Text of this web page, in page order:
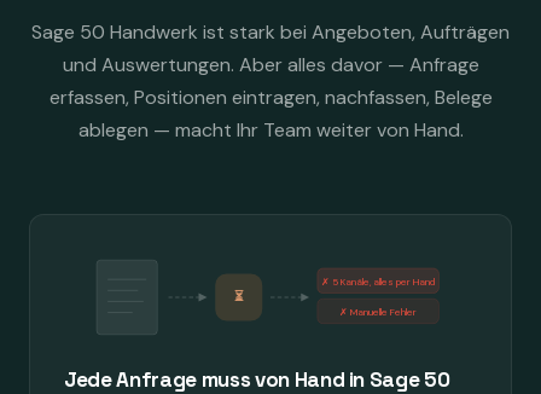
Sage 50 Handwerk ist stark bei Angeboten, Aufträgen
und Auswertungen. Aber alles davor — Anfrage
erfassen, Positionen eintragen, nachfassen, Belege
ablegen — macht Ihr Team weiter von Hand.
⏳
✗ 5 Kanäle, alles per Hand
✗ Manuelle Fehler
Jede Anfrage muss von Hand in Sage 50